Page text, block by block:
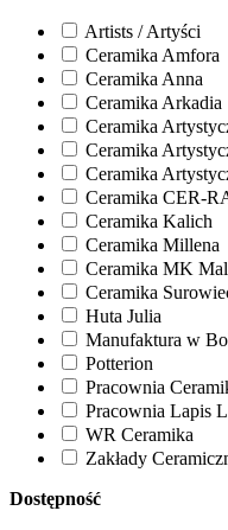
Artists / Artyści
Ceramika Amfora
Ceramika Anna
Ceramika Arkadia
Ceramika
Ceramika
Ceramika
Ceramika CER-
Ceramika Kalich
Ceramika Millena
Ceramika MK
Ceramika
Huta Julia
Manufaktura w
Potterion
Pracownia
Pracownia Lapis
WR Ceramika
Zakłady
Dostępność